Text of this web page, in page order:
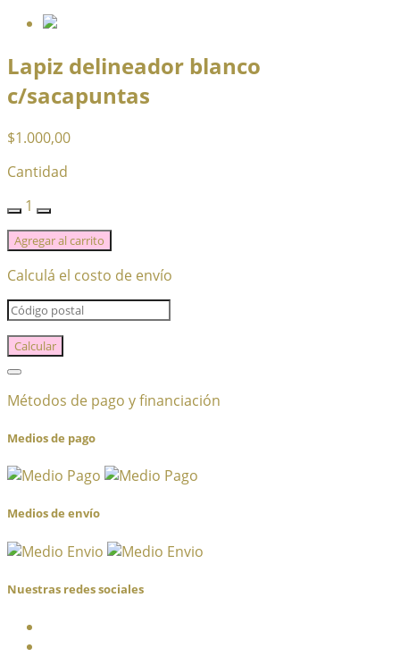
Lapiz delineador blanco
c/sacapuntas
$1.000,00
Cantidad
1
Agregar al carrito
Calculá el costo de envío
Calcular
Métodos de pago y financiación
Medios de pago
Medios de envío
Nuestras redes sociales